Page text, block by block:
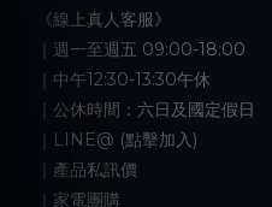
《線上真人客服》
｜週一至週五 09:00-18:00
｜中午12:30-13:30午休
｜公休時間：六日及國定假日
｜LINE@ (點擊加入)
｜產品私訊價
｜家電團購